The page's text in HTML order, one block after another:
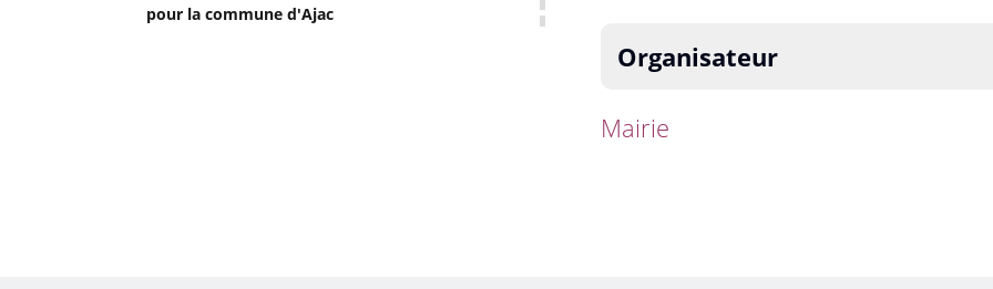
pour la commune d'Ajac
Organisateur
Mairie